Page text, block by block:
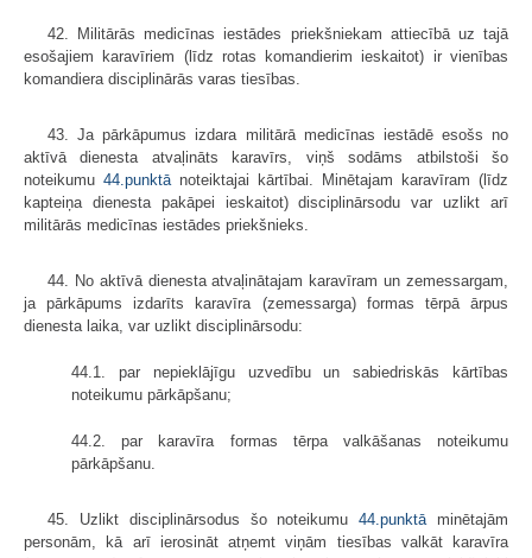
42. Militārās medicīnas iestādes priekšniekam attiecībā uz tajā
esošajiem karavīriem (līdz rotas komandierim ieskaitot) ir vienības
komandiera disciplinārās varas tiesības.
43. Ja pārkāpumus izdara militārā medicīnas iestādē esošs no
aktīvā dienesta atvaļināts karavīrs, viņš sodāms atbilstoši šo
noteikumu 44.punktā noteiktajai kārtībai. Minētajam karavīram (līdz
kapteiņa dienesta pakāpei ieskaitot) disciplinārsodu var uzlikt arī
militārās medicīnas iestādes priekšnieks.
44. No aktīvā dienesta atvaļinātajam karavīram un zemessargam,
ja pārkāpums izdarīts karavīra (zemessarga) formas tērpā ārpus
dienesta laika, var uzlikt disciplinārsodu:
44.1. par nepieklājīgu uzvedību un sabiedriskās kārtības
noteikumu pārkāpšanu;
44.2. par karavīra formas tērpa valkāšanas noteikumu
pārkāpšanu.
45. Uzlikt disciplinārsodus šo noteikumu44.punktā minētajām
personām, kā arī ierosināt atņemt viņām tiesības valkāt karavīra